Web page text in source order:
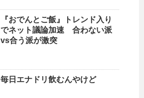
『おでんとご飯』トレンド入り
でネット議論加速 合わない派
vs合う派が激突
毎日エナドリ飲むんやけど